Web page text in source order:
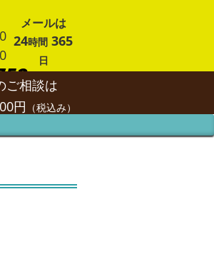
メールは
24時間 365
日
ご相談は
円 （税込み）